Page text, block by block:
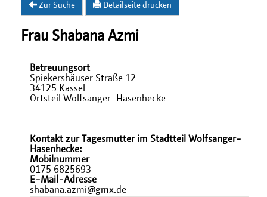
Zur Suche Detailseite drucken
Frau Shabana Azmi
Betreuungsort
Spiekershäuser Straße 12
34125 Kassel
Ortsteil Wolfsanger-Hasenhecke
Kontakt zur Tagesmutter im Stadtteil Wolfsanger-
Hasenhecke:
Mobilnummer
0175 6825693
E-Mail-Adresse
shabana.azmi@gmx.de